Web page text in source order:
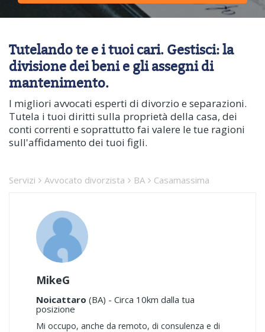
Tutelando te e i tuoi cari. Gestisci: la
divisione dei beni e gli assegni di
mantenimento.
I migliori avvocati esperti di divorzio e separazioni.
Tutela i tuoi diritti sulla proprietà della casa, dei
conti correnti e soprattutto fai valere le tue ragioni
sull'affidamento dei tuoi figli.
Servizi Avvocato divorzista BA Casamassima
MikeG
Noicattaro (BA) - Circa 10km dalla tua
posizione
Mi occupo, anche da remoto, di consulenza e di